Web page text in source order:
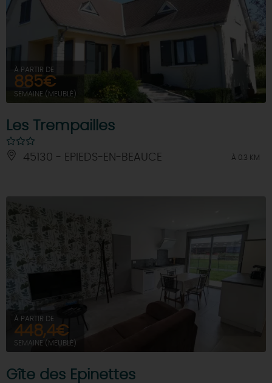
À PARTIR DE
885€
SEMAINE (MEUBLÉ)
Les Trempailles
45130 - EPIEDS-EN-BEAUCE À 0.3 KM
À PARTIR DE
448,4€
SEMAINE (MEUBLÉ)
Gîte des Epinettes